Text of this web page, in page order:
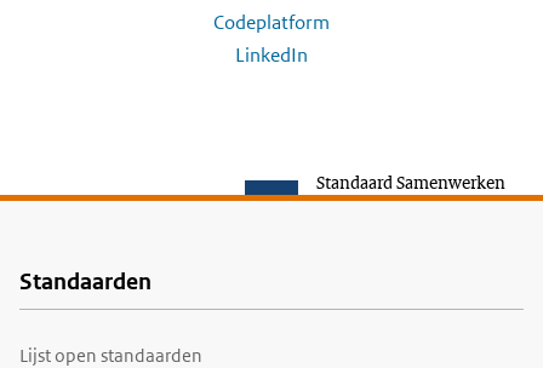
Codeplatform
LinkedIn
Standaard Samenwerken
Voet
Standaarden
Lijst open standaarden